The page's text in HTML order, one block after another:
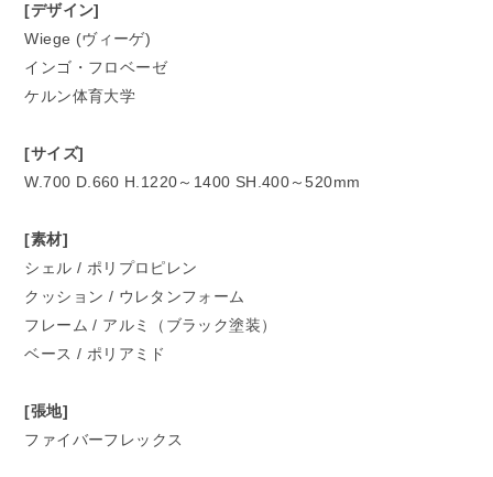
[デザイン]
Wiege (ヴィーゲ)
インゴ・フロベーゼ
ケルン体育大学
[サイズ]
W.700 D.660 H.1220～1400 SH.400～520mm
[素材]
シェル / ポリプロピレン
クッション / ウレタンフォーム
フレーム / アルミ（ブラック塗装）
ベース / ポリアミド
[張地]
ファイバーフレックス